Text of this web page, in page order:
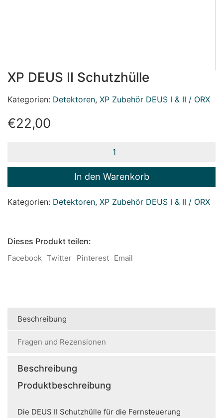
XP DEUS II Schutzhülle
Kategorien: Detektoren, XP Zubehör DEUS I & II / ORX
€22,00
II
In den Warenkorb
Kategorien: Detektoren, XP Zubehör DEUS I & II / ORX
Dieses Produkt teilen:
Facebook Twitter Pinterest Email
Beschreibung
Fragen und Rezensionen
Beschreibung
Produktbeschreibung
Die DEUS II Schutzhülle für die Fernsteuerung